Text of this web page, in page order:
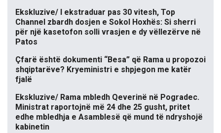
Ekskluzive/ I ekstraduar pas 30 vitesh, Top
Channel zbardh dosjen e Sokol Hoxhës: Si sherri
për një kasetofon solli vrasjen e dy vëllezërve në
Patos
Çfarë është dokumenti “Besa” që Rama u propozoi
shqiptarëve? Kryeministri e shpjegon me katër
fjalë
Ekskluzive/ Rama mbledh Qeverinë në Pogradec.
Ministrat raportojnë më 24 dhe 25 gusht, pritet
edhe mbledhja e Asamblesë që mund të ndryshojë
kabinetin